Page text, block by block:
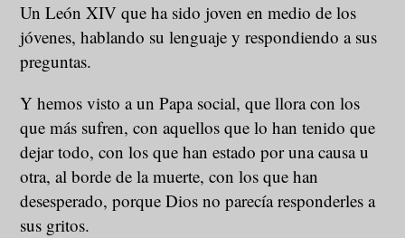
Un León XIV que ha sido joven en medio de los
jóvenes, hablando su lenguaje y respondiendo a sus
preguntas.
Y hemos visto a un Papa social, que llora con los
que más sufren, con aquellos que lo han tenido que
dejar todo, con los que han estado por una causa u
otra, al borde de la muerte, con los que han
desesperado, porque Dios no parecía responderles a
sus gritos.